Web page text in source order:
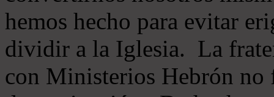
hemos hecho para evitar
dividir a la Iglesia. La
con Ministerios Hebrón no